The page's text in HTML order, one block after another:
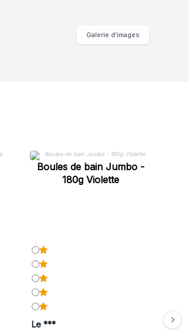
Galerie d’images
Boules de bain Jumbo -
180g Violette
Le ***